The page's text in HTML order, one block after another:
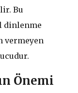
Bu
dinlenme
vermeyen
Önemi